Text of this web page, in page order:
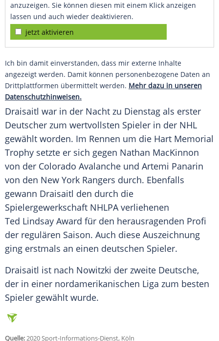
anzuzeigen. Sie können diesen mit einem Klick anzeigen
lassen und auch wieder deaktivieren.
jetzt aktivieren
Ich bin damit einverstanden, dass mir externe Inhalte
angezeigt werden. Damit können personenbezogene Daten an
Drittplattformen übermittelt werden. Mehr dazu in unseren
Datenschutzhinweisen.
Draisaitl war in der Nacht zu Dienstag als erster
Deutscher zum wertvollsten Spieler in der NHL
gewählt worden. Im Rennen um die Hart Memorial
Trophy setzte er sich gegen Nathan MacKinnon
von der Colorado Avalanche und Artemi Panarin
von den New York Rangers durch. Ebenfalls
gewann Draisaitl den durch die
Spielergewerkschaft NHLPA verliehenen
Ted Lindsay Award für den herausragenden Profi
der regulären Saison. Auch diese Auszeichnung
ging erstmals an einen deutschen Spieler.
Draisaitl ist nach Nowitzki der zweite Deutsche,
der in einer nordamerikanischen Liga zum besten
Spieler gewählt wurde.
Quelle:2020 Sport-Informations-Dienst, Köln